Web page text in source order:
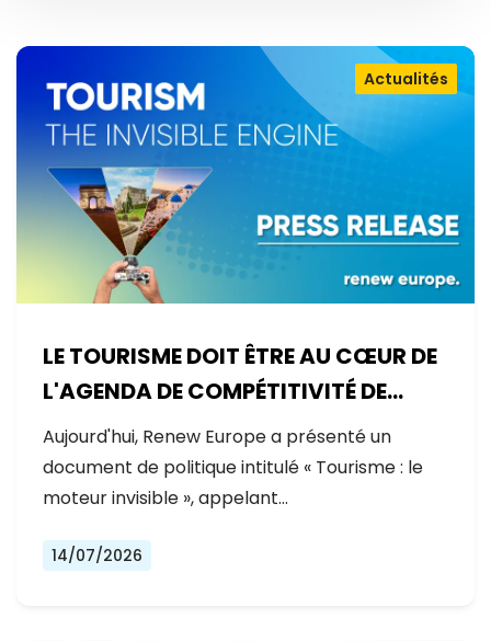
LE TOURISME DOIT ÊTRE AU CŒUR DE
L'AGENDA DE COMPÉTITIVITÉ DE
L'EUROPE
Actualités
Aujourd'hui, Renew Europe a présenté un
document de politique intitulé « Tourisme : le
moteur invisible », appelant…
14/07/2026